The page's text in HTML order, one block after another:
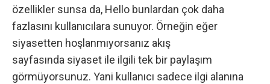
özellikler sunsa da, Hello bunlardan çok daha
fazlasını kullanıcılara sunuyor. Örneğin eğer
siyasetten hoşlanmıyorsanız akış
sayfasında siyaset ile ilgili tek bir paylaşım
görmüyorsunuz. Yani kullanıcı sadece ilgi alanına